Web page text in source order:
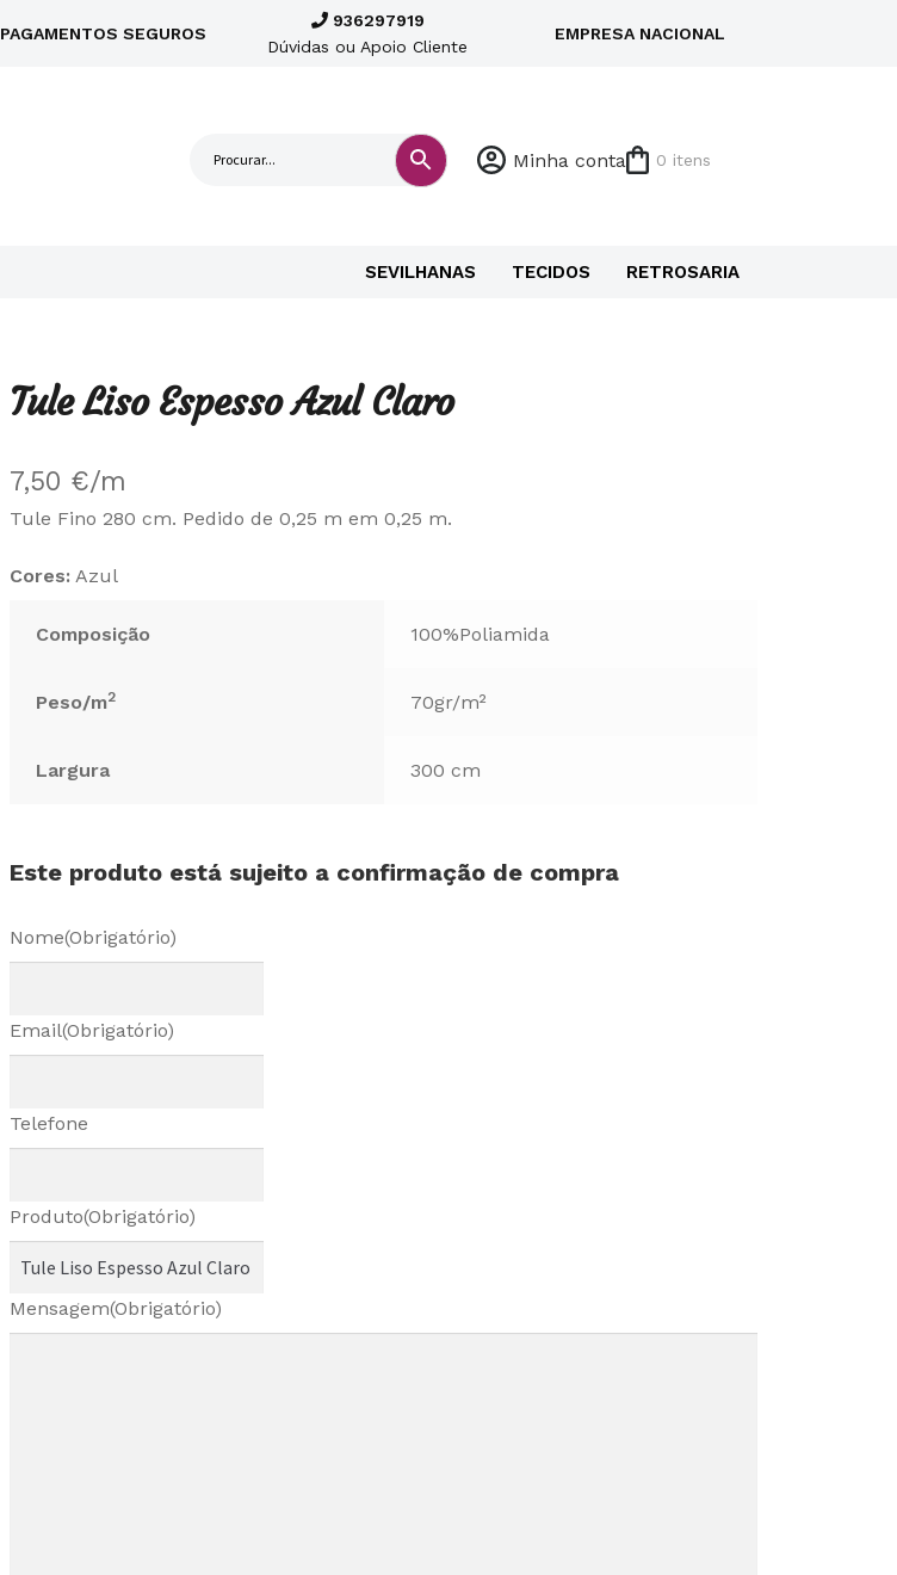
PAGAMENTOS SEGUROS
936297919
Dúvidas ou Apoio Cliente
EMPRESA NACIONAL
Minha conta 0 itens
SEVILHANAS TECIDOS RETROSARIA
Tule Liso Espesso Azul Claro
7,50 €/m
Tule Fino 280 cm. Pedido de 0,25 m em 0,25 m.
Cores: Azul
Composição 100%Poliamida
Peso/m2 70gr/m²
Largura 300 cm
Este produto está sujeito a confirmação de compra
Nome(Obrigatório)
Email(Obrigatório)
Telefone
Produto(Obrigatório)
Mensagem(Obrigatório)